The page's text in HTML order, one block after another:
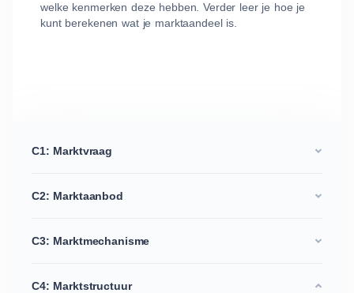
welke kenmerken deze hebben. Verder leer je hoe je
kunt berekenen wat je marktaandeel is.
C1: Marktvraag
C2: Marktaanbod
C3: Marktmechanisme
C4: Marktstructuur